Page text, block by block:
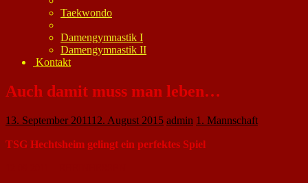
Taekwondo
Damengymnastik I
Damengymnastik II
Kontakt
Auch damit muss man leben…
13. September 201112. August 2015 admin 1. Mannschaft
TSG Hechtsheim gelingt ein perfektes Spiel